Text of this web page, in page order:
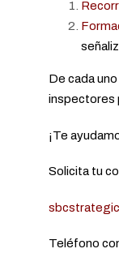
De cada
inspectores
¡Te
Solicita tu
Teléfono